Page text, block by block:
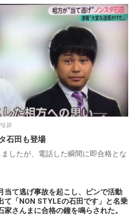
石田も登場
したが、電話した瞬間に即合格とな
当て逃げ事故を起こし、ピンで活動
て「NON STYLEの石田です」と名乗
家さんまに合格の鐘を鳴らされた。